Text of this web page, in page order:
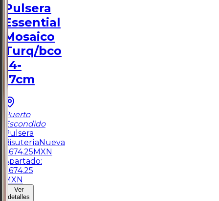
Pulsera
Essential
Mosaico
Turq/bco
14-
17cm
Puerto
Escondido
Pulsera
BisuteríaNueva
$674.25MXN
Apartado:
$674.25
MXN
Ver
detalles